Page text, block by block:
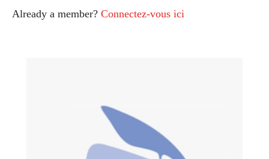
Already a member? Connectez-vous ici